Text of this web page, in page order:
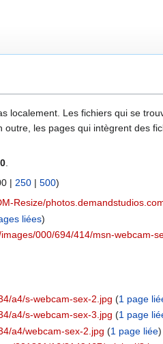
localement. Les fichiers qui se
outre, les pages qui intègrent des
.
| 250 | 500)
Resize/
liées)
000/694/414/msn-webcam-
a4/s-webcam-sex-2.jpg ‏‎ (1 page
a4/s-webcam-sex-3.jpg ‏‎ (1 page
a4/webcam-sex-2.jpg ‏‎ (1 page liée)